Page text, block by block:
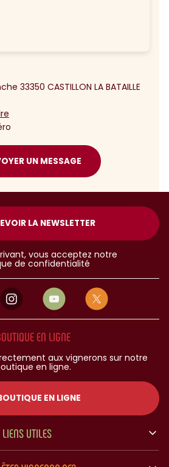
33350 CASTILLON LA BATAILLE
UN MESSAGE
LA NEWSLETTER
vous acceptez notre
de confidentialité
EN LIGNE
aux vignerons sur notre
en ligne.
EN LIGNE
LIENS UTILES